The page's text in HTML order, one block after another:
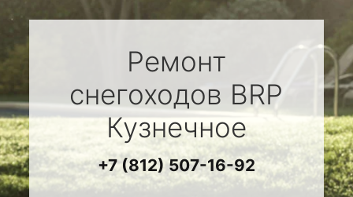
Ремонт
снегоходов BRP
Кузнечное
+7 (812) 507-16-92